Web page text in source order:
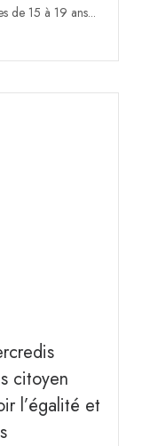
de 15 à 19 ans...
citoyen
l’égalité et